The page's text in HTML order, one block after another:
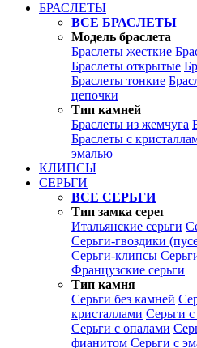
БРАСЛЕТЫ
ВСЕ БРАСЛЕТЫ
Модель браслета
Браслеты жесткие
Браслеты открытые
Браслеты тонкие
цепочки
Тип камней
Браслеты из жемчуга
Браслеты с
эмалью
КЛИПСЫ
СЕРЬГИ
ВСЕ СЕРЬГИ
Тип замка серег
Итальянские серьги
Серьги-гвоздики
Серьги-клипсы
Французские серьги
Тип камня
Серьги без камней
кристаллами Серьги
Серьги с опалами
фианитом Серьги с